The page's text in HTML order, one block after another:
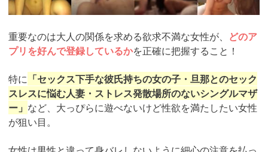
重要なのは大人の関係を求める欲求不満な女性が、 どのア
プリを好んで登録しているかを正確に把握すること！
特に 「セックス下手な彼氏持ちの女の子・旦那とのセック
スレスに悩む人妻・ストレス発散場所のないシングルマザ
ー」 など、大っぴらに遊べないけど性欲を満たしたい女性
が狙い目。